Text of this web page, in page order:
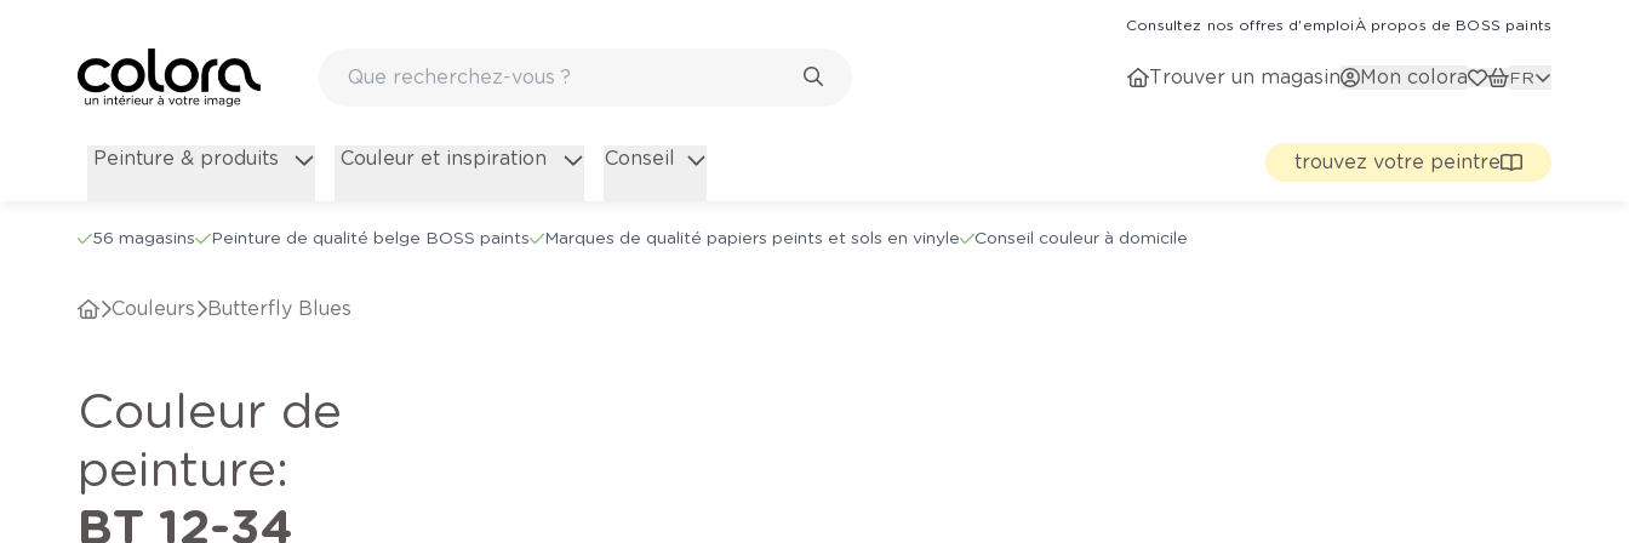
Consultez nos offres d'emploiÀ propos de BOSS paints
Trouver un magasin Mon colora FR
Peinture & produits Couleur et inspiration Conseil trouvez votre peintre
56 magasins Peinture de qualité belge BOSS paints Marques de qualité papiers peints et sols en vinyle Conseil couleur à domicile
Couleurs Butterfly Blues
Couleur de
peinture:
BT 12-34